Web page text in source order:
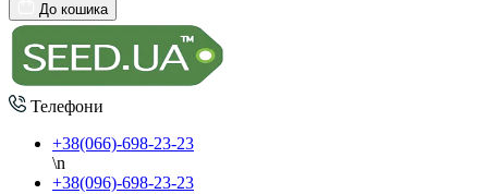
До кошика
Телефони
+38(066)-698-23-23
\n
+38(096)-698-23-23